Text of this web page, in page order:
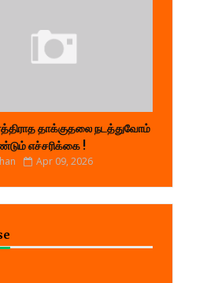
தாக்குதலை நடத்துவோம்
எச்சரிக்கை !
Apr 09, 2026